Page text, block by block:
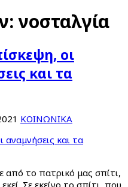
νοσταλγία
οι
και τα
ΚΟΙΝΩΝΙΚΑ
από το πατρικό μας σπίτι,
Σε εκείνο το σπίτι, που